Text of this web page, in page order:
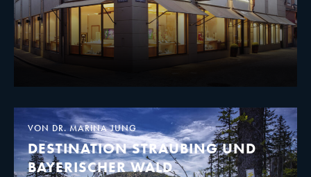
VON DR. MARINA JUNG
DESTINATION STRAUBING UND
BAYERISCHER WALD